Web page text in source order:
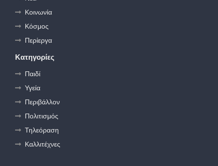
Κοινωνία
Κόσμος
Περίεργα
Κατηγορίες
Παιδί
Υγεία
Περιβάλλον
Πολιτισμός
Τηλεόραση
Καλλιτέχνες